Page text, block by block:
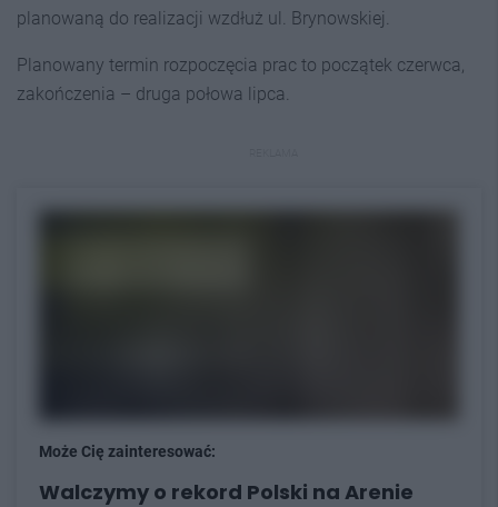
planowaną do realizacji wzdłuż ul. Brynowskiej.
Planowany termin rozpoczęcia prac to początek czerwca,
zakończenia – druga połowa lipca.
Może Cię zainteresować:
Walczymy o rekord Polski na Arenie